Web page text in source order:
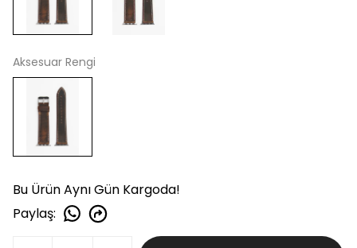
Aksesuar Rengi
Bu Ürün Aynı Gün Kargoda!
Paylaş: